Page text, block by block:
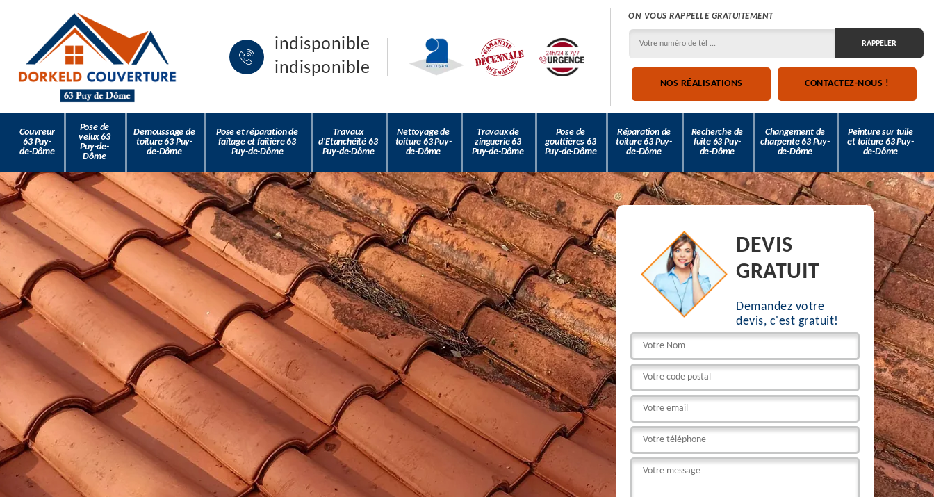
indisponible
indisponible
ON VOUS RAPPELLE GRATUITEMENT
NOS RÉALISATIONS CONTACTEZ-NOUS !
Couvreur
63 Puy-
de-Dôme
Pose de
velux 63
Puy-de-
Dôme
Demoussage de
toiture 63 Puy-
de-Dôme
Pose et réparation de
faîtage et faîtière 63
Puy-de-Dôme
Travaux
d'Etanchéité 63
Puy-de-Dôme
Nettoyage de
toiture 63 Puy-
de-Dôme
Travaux de
zinguerie 63
Puy-de-Dôme
Pose de
gouttières 63
Puy-de-Dôme
Réparation de
toiture 63 Puy-
de-Dôme
Recherche de
fuite 63 Puy-
de-Dôme
Changement de
charpente 63 Puy-
de-Dôme
Peinture sur tuile
et toiture 63 Puy-
de-Dôme
DEVIS
GRATUIT
Demandez votre
devis, c'est gratuit!